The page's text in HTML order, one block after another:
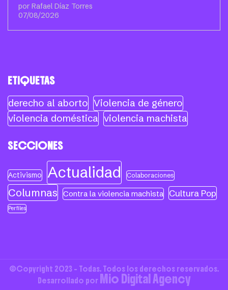
por Rafael Díaz Torres
07/08/2026
ETIQUETAS
derecho al aborto Violencia de género
violencia doméstica violencia machista
SECCIONES
Activismo Actualidad Colaboraciones
Columnas Contra la violencia machista Cultura Pop
Perfiles
©Copyright 2023 - Todas. Todos los derechos reservados.
Desarrollado por Mio Digital Agency